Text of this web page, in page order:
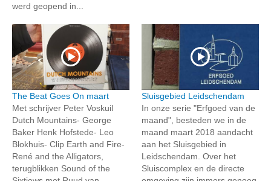
werd geopend in...
The Beat Goes On maart
Met schrijver Peter Voskuil
Dutch Mountains- George
Baker Henk Hofstede- Leo
Blokhuis- Clip Earth and Fire-
René and the Alligators,
terugblikken Sound of the
Sluisgebied Leidschendam
In onze serie "Erfgoed van de
maand", besteden we in de
maand maart 2018 aandacht
aan het Sluisgebied in
Leidschendam. Over het
Sluiscomplex en de directe